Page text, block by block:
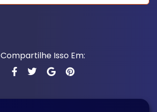
Compartilhe Isso Em: